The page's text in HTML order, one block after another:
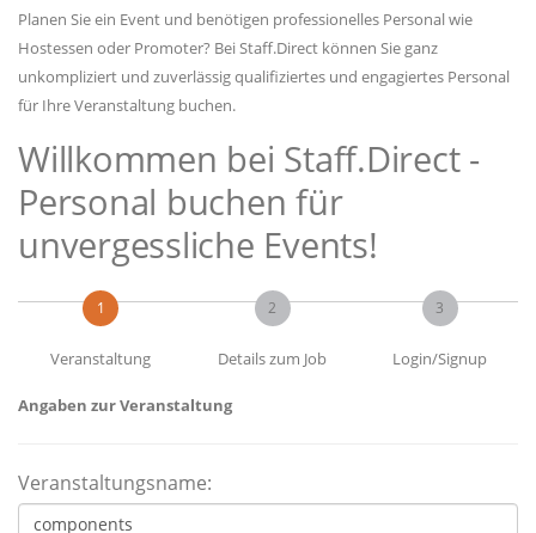
Planen Sie ein Event und benötigen professionelles Personal wie
Hostessen oder Promoter? Bei Staff.Direct können Sie ganz
unkompliziert und zuverlässig qualifiziertes und engagiertes Personal
für Ihre Veranstaltung buchen.
Willkommen bei Staff.Direct -
Personal buchen für
unvergessliche Events!
1
Veranstaltung
2
Details zum Job
3
Login/Signup
Angaben zur Veranstaltung
Veranstaltungsname: